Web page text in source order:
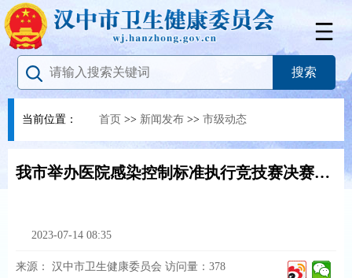
当前位置： 首页 >> 新闻发布 >> 市级动态
我市举办医院感染控制标准执行竞技赛决赛暨医院感染控制培训
2023-07-14 08:35
来源： 汉中市卫生健康委员会 访问量： 378